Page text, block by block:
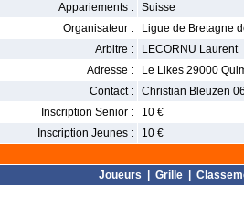
Appariements :
Suisse
Organisateur :
Ligue de Bretagne
Arbitre :
LECORNU Laurent
Adresse :
Le Likes 29000
Contact :
Christian Bleuzen
Inscription Senior :
10 €
Inscription Jeunes :
10 €
Joueurs Grille